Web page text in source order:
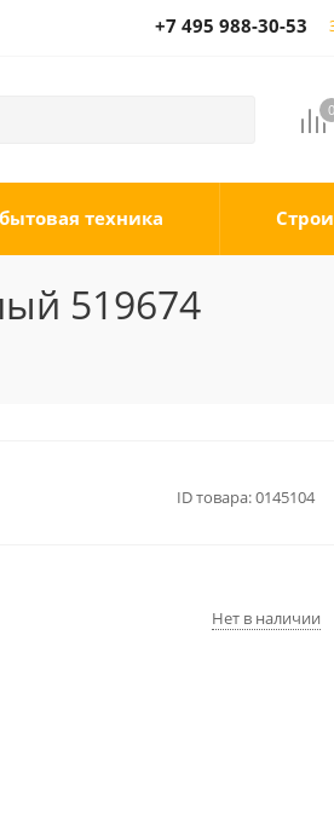
+7 495 988-30-53
0
техника
519674
ID товара:0145104
Нет в наличии